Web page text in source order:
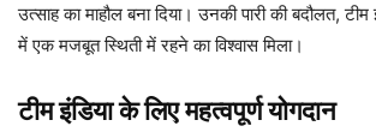
उत्साह का माहौल बना दिया। उनकी पारी की बदौलत, टीम
में एक मजबूत स्थिती में रहने का विश्वास मिला।
टीम इंडिया के लिए महत्वपूर्ण योगदान